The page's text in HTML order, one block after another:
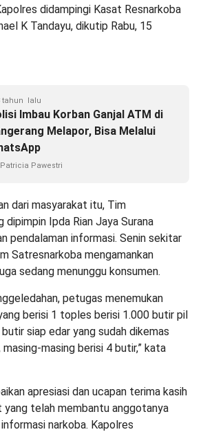
didampingi Kasat Resnarkoba
K Tandayu, dikutip Rabu, 15
tahun lalu
Imbau Korban Ganjal ATM di
Melapor, Bisa Melalui
Patricia Pawestri
dari masyarakat itu, Tim
dipimpin Ipda Rian Jaya Surana
pendalaman informasi. Senin sekitar
Satresnarkoba mengamankan
sedang menunggu konsumen.
petugas menemukan
berisi 1 toples berisi 1.000 butir pil
siap edar yang sudah dikemas
masing berisi 4 butir,” kata
apresiasi dan ucapan terima kasih
yang telah membantu anggotanya
narkoba. Kapolres